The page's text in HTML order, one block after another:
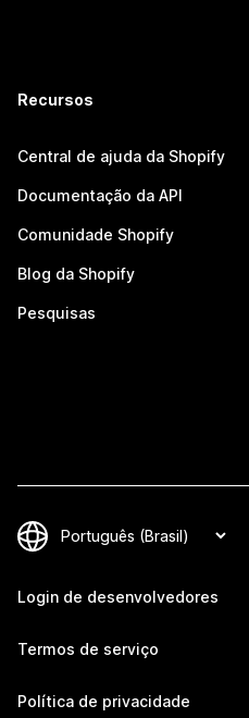
Recursos
Central de ajuda da Shopify
Documentação da API
Comunidade Shopify
Blog da Shopify
Pesquisas
Login de desenvolvedores
Termos de serviço
Política de privacidade